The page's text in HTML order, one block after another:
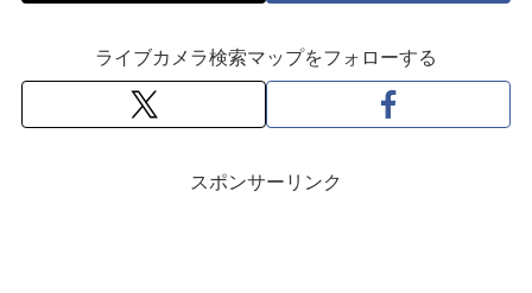
ライブカメラ検索マップをフォローする
スポンサーリンク